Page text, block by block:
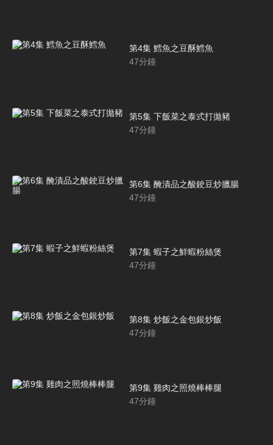
第4集 鱈魚之豆酥鱈魚
47分鐘
第5集 下飯菜之泰式打拋豬
47分鐘
第6集 醃漬品之酸鉂豆炒臘腸
47分鐘
第7集 蝦子之鮮蝦粉絲煲
47分鐘
第8集 炒飯之金包銀炒飯
47分鐘
第9集 雞肉之照燒棒棒腿
47分鐘